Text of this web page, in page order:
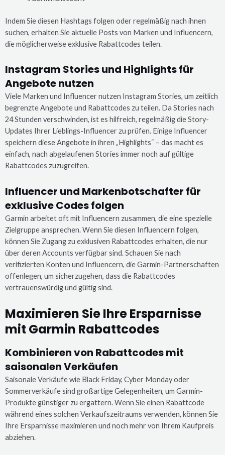
Indem Sie diesen Hashtags folgen oder regelmäßig nach ihnen
suchen, erhalten Sie aktuelle Posts von Marken und Influencern,
die möglicherweise exklusive Rabattcodes teilen.
Instagram Stories und Highlights für
Angebote nutzen
Viele Marken und Influencer nutzen Instagram Stories, um zeitlich
begrenzte Angebote und Rabattcodes zu teilen. Da Stories nach
24 Stunden verschwinden, ist es hilfreich, regelmäßig die Story-
Updates Ihrer Lieblings-Influencer zu prüfen. Einige Influencer
speichern diese Angebote in ihren „Highlights“ – das macht es
einfach, nach abgelaufenen Stories immer noch auf gültige
Rabattcodes zuzugreifen.
Influencer und Markenbotschafter für
exklusive Codes folgen
Garmin arbeitet oft mit Influencern zusammen, die eine spezielle
Zielgruppe ansprechen. Wenn Sie diesen Influencern folgen,
können Sie Zugang zu exklusiven Rabattcodes erhalten, die nur
über deren Accounts verfügbar sind. Schauen Sie nach
verifizierten Konten und Influencern, die Garmin-Partnerschaften
offenlegen, um sicherzugehen, dass die Rabattcodes
vertrauenswürdig und gültig sind.
Maximieren Sie Ihre Ersparnisse
mit Garmin Rabattcodes
Kombinieren von Rabattcodes mit
saisonalen Verkäufen
Saisonale Verkäufe wie Black Friday, Cyber Monday oder
Sommerverkäufe sind großartige Gelegenheiten, um Garmin-
Produkte günstiger zu ergattern. Wenn Sie einen Rabattcode
während eines solchen Verkaufszeitraums verwenden, können Sie
Ihre Ersparnisse maximieren und noch mehr von Ihrem Kaufpreis
abziehen.